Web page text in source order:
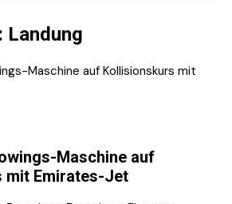
Landung
Maschine auf
mit Emirates-Jet